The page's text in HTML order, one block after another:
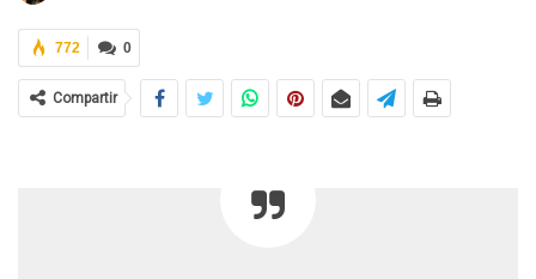
0
772
Compartir